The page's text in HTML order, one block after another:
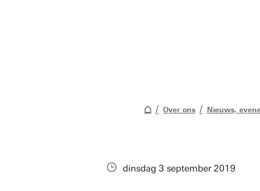
Over ons Nieuws,
dinsdag 3 september 2019